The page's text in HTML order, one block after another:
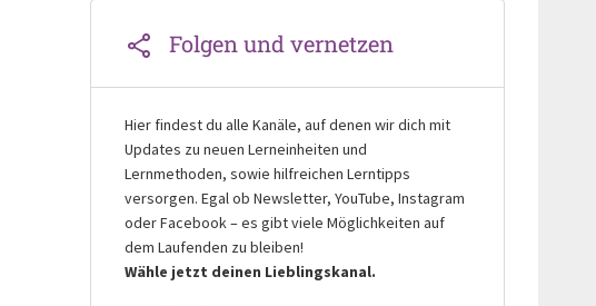
Folgen und vernetzen
Hier findest du alle Kanäle, auf denen wir dich mit
Updates zu neuen Lerneinheiten und
Lernmethoden, sowie hilfreichen Lerntipps
versorgen. Egal ob Newsletter, YouTube, Instagram
oder Facebook – es gibt viele Möglichkeiten auf
dem Laufenden zu bleiben!
Wähle jetzt deinen Lieblingskanal.